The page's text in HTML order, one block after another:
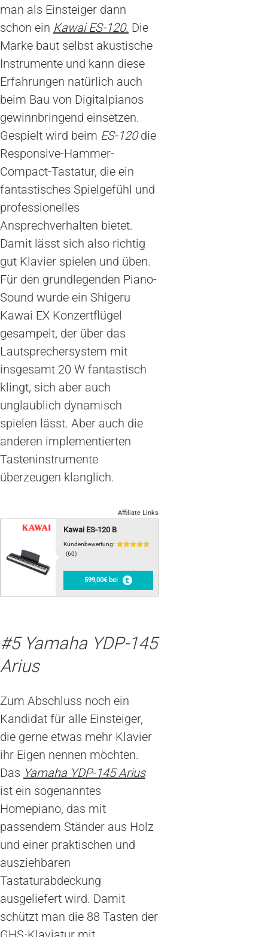
man als Einsteiger dann
schon ein Kawai ES-120. Die
Marke baut selbst akustische
Instrumente und kann diese
Erfahrungen natürlich auch
beim Bau von Digitalpianos
gewinnbringend einsetzen.
Gespielt wird beim ES-120die
Responsive-Hammer-
Compact-Tastatur, die ein
fantastisches Spielgefühl und
professionelles
Ansprechverhalten bietet.
Damit lässt sich also richtig
gut Klavier spielen und üben.
Für den grundlegenden Piano-
Sound wurde ein Shigeru
Kawai EX Konzertflügel
gesampelt, der über das
Lautsprechersystem mit
insgesamt 20 W fantastisch
klingt, sich aber auch
unglaublich dynamisch
spielen lässt. Aber auch die
anderen implementierten
Tasteninstrumente
überzeugen klanglich.
Affiliate Links
Kawai ES-120 B
Kundenbewertung:
(60)
599,00€ bei
#5 Yamaha YDP-145
Arius
Zum Abschluss noch ein
Kandidat für alle Einsteiger,
die gerne etwas mehr Klavier
ihr Eigen nennen möchten.
Das Yamaha YDP-145 Arius
ist ein sogenanntes
Homepiano, das mit
passendem Ständer aus Holz
und einer praktischen und
ausziehbaren
Tastaturabdeckung
ausgeliefert wird. Damit
schützt man die 88 Tasten der